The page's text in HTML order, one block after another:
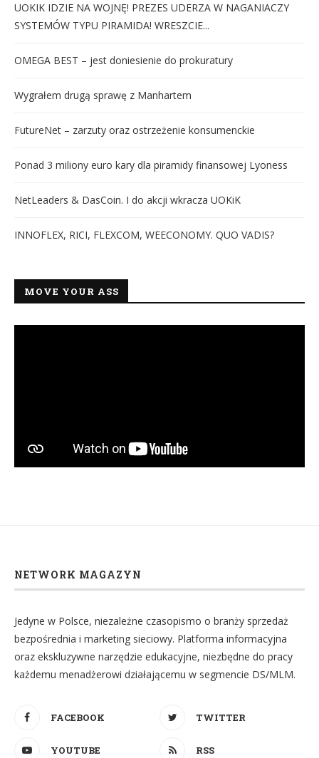
UOKIK IDZIE NA WOJNĘ! PREZES UDERZA W NAGANIACZY
SYSTEMÓW TYPU PIRAMIDA! WRESZCIE...
OMEGA BEST – jest doniesienie do prokuratury
Wygrałem drugą sprawę z Manhartem
FutureNet – zarzuty oraz ostrzeżenie konsumenckie
Ponad 3 miliony euro kary dla piramidy finansowej Lyoness
NetLeaders & DasCoin. I do akcji wkracza UOKiK
INNOFLEX, RICI, FLEXCOM, WEECONOMY. QUO VADIS?
MOVE YOUR ASS
NETWORK MAGAZYN
Jedyne w Polsce, niezależne czasopismo o branży sprzedaż
bezpośrednia i marketing sieciowy. Platforma informacyjna
oraz ekskluzywne narzędzie edukacyjne, niezbędne do pracy
każdemu menadżerowi działającemu w segmencie DS/MLM.
FACEBOOK TWITTER
YOUTUBE RSS